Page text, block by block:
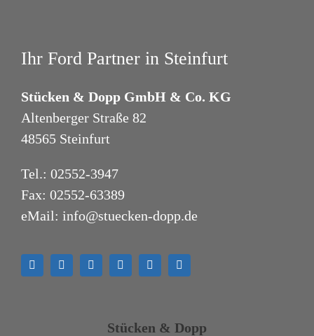
Ihr Ford Partner in Steinfurt
Stücken & Dopp GmbH & Co. KG
Altenberger Straße 82
48565 Steinfurt
Tel.: 02552-3947
Fax: 02552-63389
eMail: info@stuecken-dopp.de
Stücken & Dopp